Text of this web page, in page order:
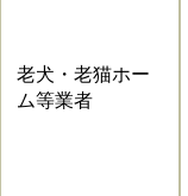
老犬・老猫ホー
ム等業者